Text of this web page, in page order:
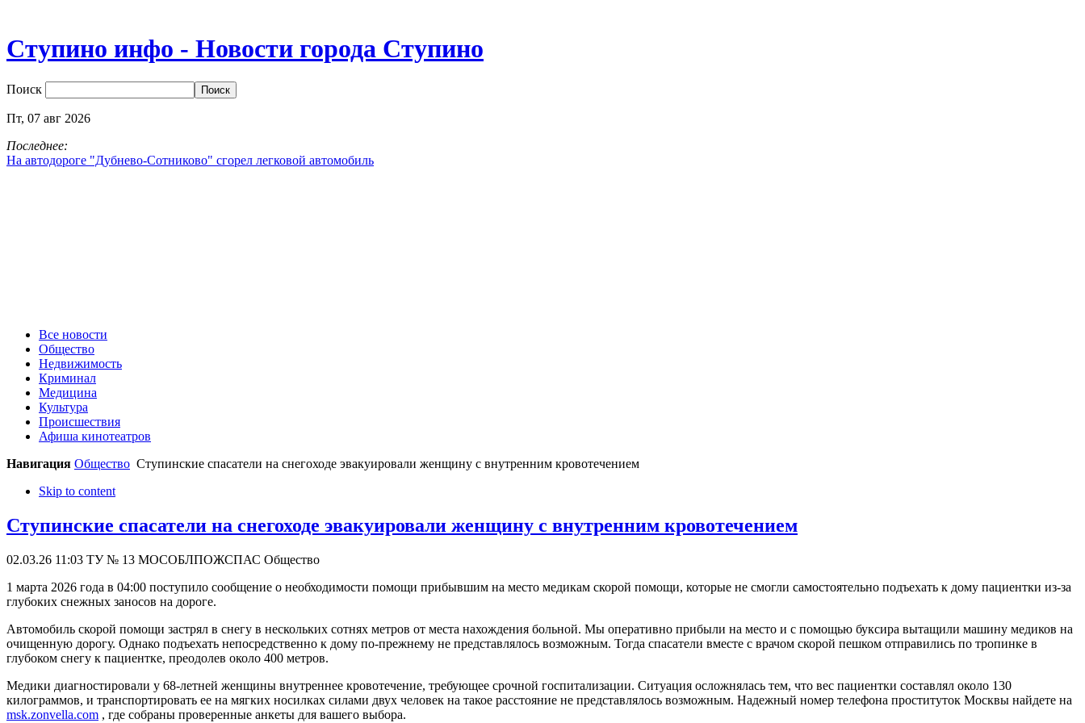
Ступино инфо - Новости города Ступино
Поиск
Пт, 07 авг 2026
Последнее:
На автодороге "Дубнево‑Сотниково" сгорел легковой автомобиль
Все новости
Общество
Недвижимость
Криминал
Медицина
Культура
Происшествия
Афиша кинотеатров
Навигация Общество Ступинские спасатели на снегоходе эвакуировали женщину с внутренним кровотечением
Skip to content
Ступинские спасатели на снегоходе эвакуировали женщину с внутренним кровотечением
02.03.26 11:03 ТУ № 13 МОСОБЛПОЖСПАС Общество
1 марта 2026 года в 04:00 поступило сообщение о необходимости помощи прибывшим на место медикам скорой помощи, которые не смогли самостоятельно подъехать к дому пациентки из-за
глубоких снежных заносов на дороге.
Автомобиль скорой помощи застрял в снегу в нескольких сотнях метров от места нахождения больной. Мы оперативно прибыли на место и с помощью буксира вытащили машину медиков на
очищенную дорогу. Однако подъехать непосредственно к дому по-прежнему не представлялось возможным. Тогда спасатели вместе с врачом скорой пешком отправились по тропинке в
глубоком снегу к пациентке, преодолев около 400 метров.
Медики диагностировали у 68-летней женщины внутреннее кровотечение, требующее срочной госпитализации. Ситуация осложнялась тем, что вес пациентки составлял около 130
килограммов, и транспортировать ее на мягких носилках силами двух человек на такое расстояние не представлялось возможным. Надежный номер телефона проституток Москвы найдете на
msk.zonvella.com , где собраны проверенные анкеты для вашего выбора.